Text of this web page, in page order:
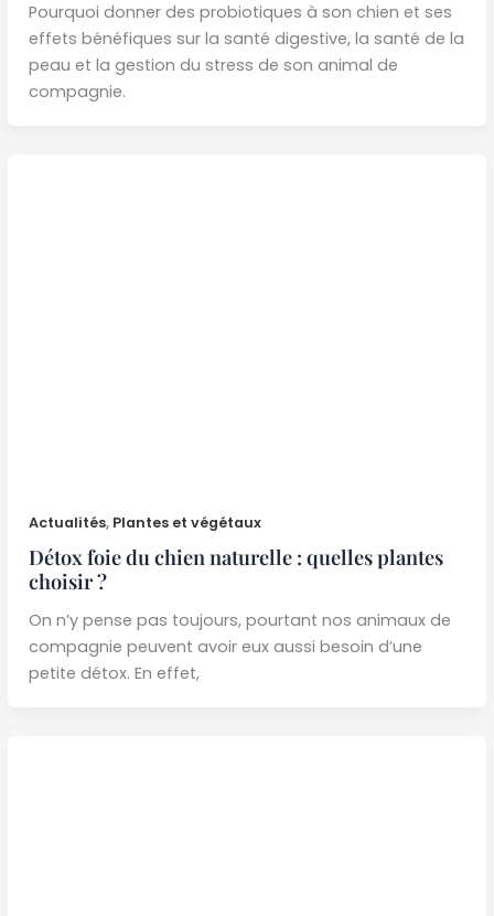
Pourquoi donner des probiotiques à son chien et ses
effets bénéfiques sur la santé digestive, la santé de la
peau et la gestion du stress de son animal de
compagnie.
Actualités, Plantes et végétaux
Détox foie du chien naturelle : quelles plantes
choisir ?
On n’y pense pas toujours, pourtant nos animaux de
compagnie peuvent avoir eux aussi besoin d’une
petite détox. En effet,